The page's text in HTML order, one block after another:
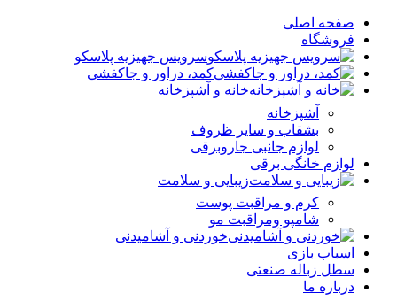
صفحه اصلی
فروشگاه
سرویس جهیزیه پلاسکو
کمد، دراور و جاکفشی
خانه و آشپزخانه
آشپزخانه
بشقاب و سایر ظروف
لوازم جانبی جاروبرقی
لوازم خانگی برقی
زیبایی و سلامت
کرم و مراقبت پوست
شامپو ومراقبت مو
خوردنی و آشامیدنی
اسباب بازی
سطل زباله صنعتی
درباره ما